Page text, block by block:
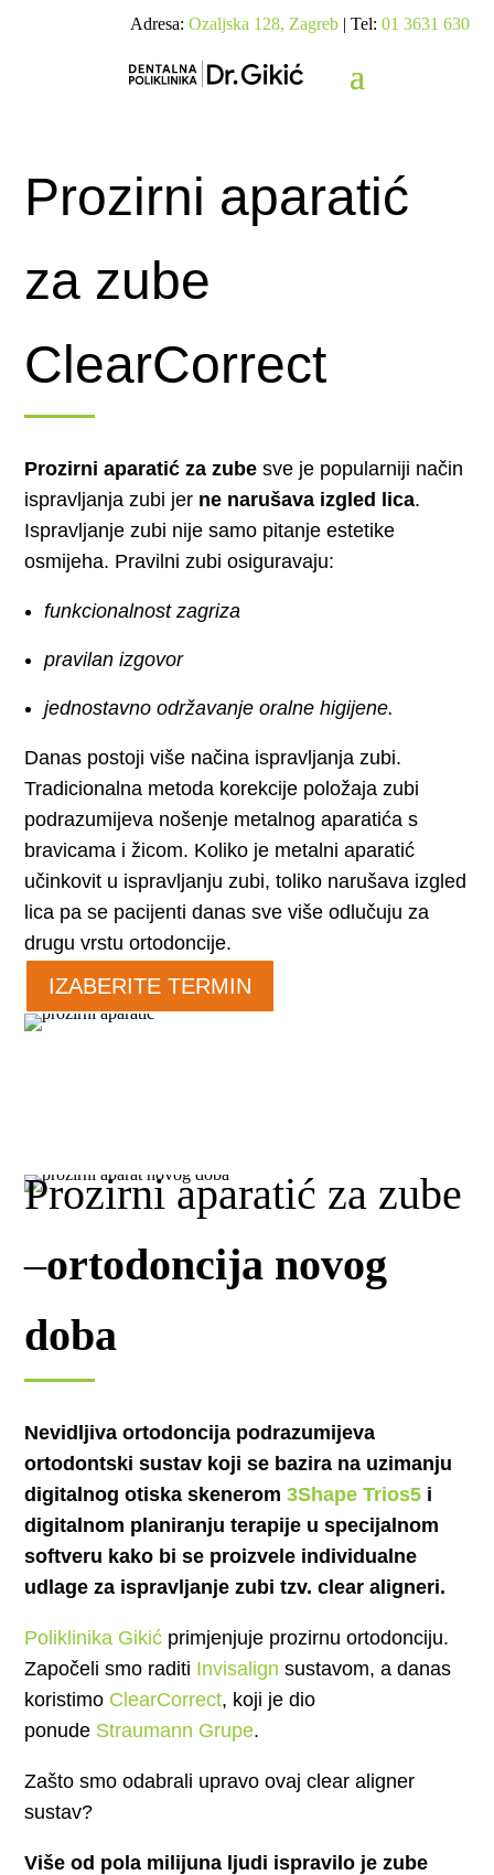
Adresa: Ozaljska 128, Zagreb| Tel: 01 3631 630
Prozirni aparatić
za zube
ClearCorrect
Prozirni aparatić za zube sve je popularniji način
ispravljanja zubi jer ne narušava izgled lica.
Ispravljanje zubi nije samo pitanje estetike
osmijeha. Pravilni zubi osiguravaju:
funkcionalnost zagriza
pravilan izgovor
jednostavno održavanje oralne higijene.
Danas postoji više načina ispravljanja zubi.
Tradicionalna metoda korekcije položaja zubi
podrazumijeva nošenje metalnog aparatića s
bravicama i žicom. Koliko je metalni aparatić
učinkovit u ispravljanju zubi, toliko narušava izgled
lica pa se pacijenti danas sve više odlučuju za
drugu vrstu ortodoncije.
IZABERITE TERMIN
Prozirni aparatić za zube
–ortodoncija novog
doba
Nevidljiva ortodoncija podrazumijeva
ortodontski sustav koji se bazira na uzimanju
digitalnog otiska skenerom 3Shape Trios5 i
digitalnom planiranju terapije u specijalnom
softveru kako bi se proizvele individualne
udlage za ispravljanje zubi tzv. clear aligneri.
Poliklinika Gikić primjenjuje prozirnu ortodonciju.
Započeli smo raditi Invisalign sustavom, a danas
koristimo ClearCorrect, koji je dio
ponude Straumann Grupe.
Zašto smo odabrali upravo ovaj clear aligner
sustav?
Više od pola milijuna ljudi ispravilo je zube